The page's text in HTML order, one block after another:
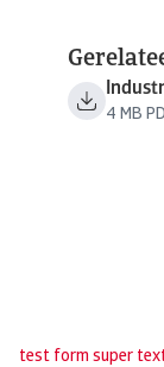
4 MB
test form super